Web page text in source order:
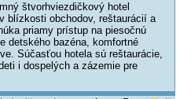
štvorhviezdičkový hotel
blízkosti obchodov, reštaurácií a
priamy prístup na piesočnú
detského bazéna, komfortné
Súčasťou hotela sú reštaurácie,
i dospelých a zázemie pre